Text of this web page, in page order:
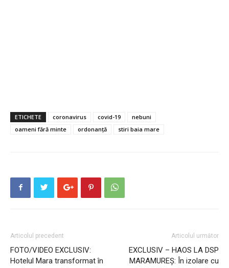
ETICHETE coronavirus covid-19
nebuni
oameni fără minte
ordonanță stiri baia mare
Articolul precedent
FOTO/VIDEO EXCLUSIV:
Hotelul Mara transformat în
Articolul următor
EXCLUSIV – HAOS LA DSP
MARAMUREȘ: În izolare cu